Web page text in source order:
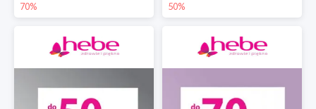
70% 50%